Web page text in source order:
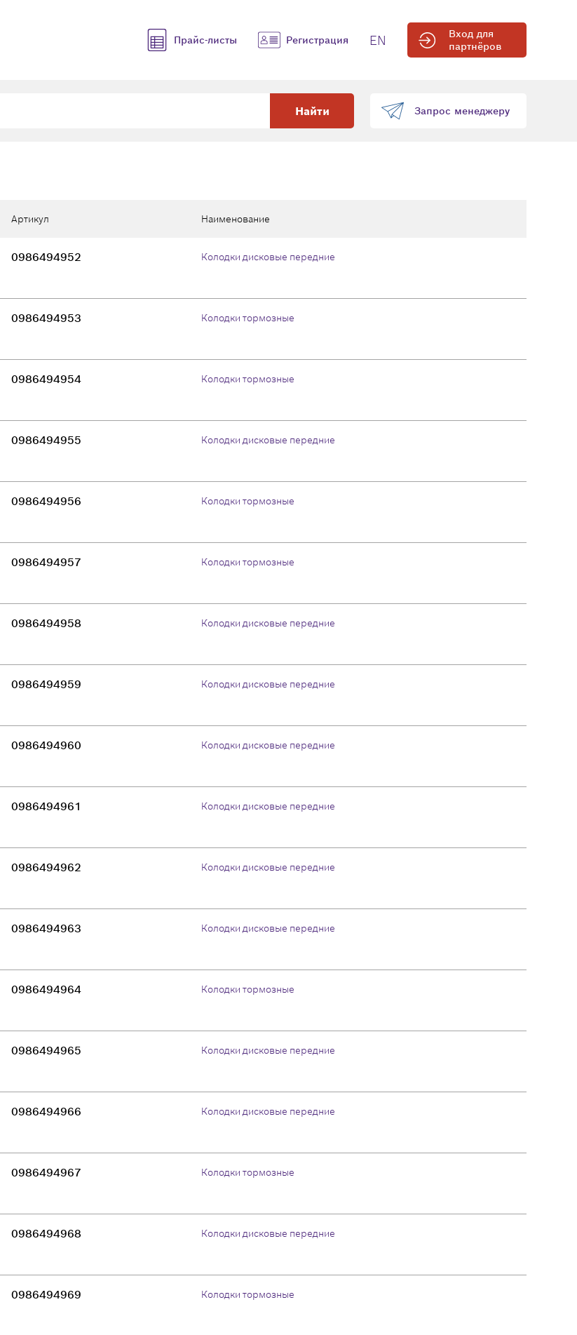
Прайс-листы Регистрация EN
Вход для
партнёров
Найти Запрос менеджеру
Артикул Наименование
0986494952 Колодки дисковые передние
0986494953 Колодки тормозные
0986494954 Колодки тормозные
0986494955 Колодки дисковые передние
0986494956 Колодки тормозные
0986494957 Колодки тормозные
0986494958 Колодки дисковые передние
0986494959 Колодки дисковые передние
0986494960 Колодки дисковые передние
0986494961 Колодки дисковые передние
0986494962 Колодки дисковые передние
0986494963 Колодки дисковые передние
0986494964 Колодки тормозные
0986494965 Колодки дисковые передние
0986494966 Колодки дисковые передние
0986494967 Колодки тормозные
0986494968 Колодки дисковые передние
0986494969 Колодки тормозные